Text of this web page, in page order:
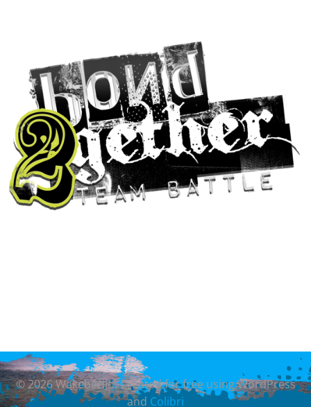
© 2026 Wakeberlin. Created for free using WordPress
and Colibri